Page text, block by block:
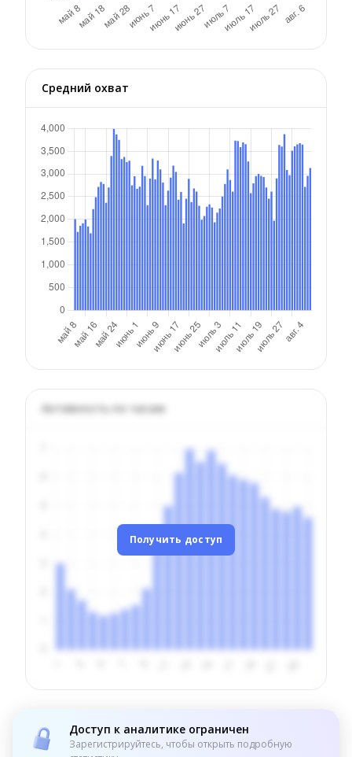
Средний охват
Активность по часам
Получить доступ
Доступ к аналитике ограничен
Зарегистрируйтесь, чтобы открыть подробную